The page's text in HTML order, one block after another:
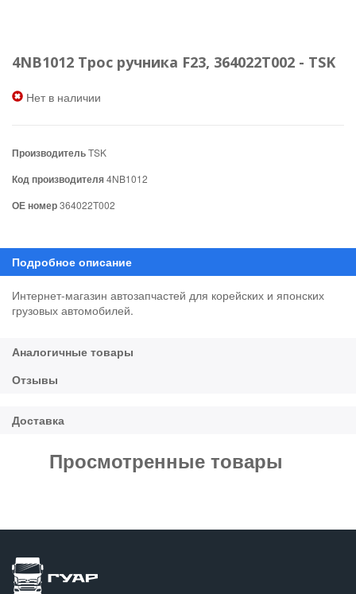
4NB1012 Трос ручника F23, 364022T002 - TSK
Нет в наличии
ПроизводительTSK
Код производителя4NB1012
ОЕ номер364022T002
Интернет-магазин автозапчастей для корейских и японских
грузовых автомобилей.
Просмотренные товары